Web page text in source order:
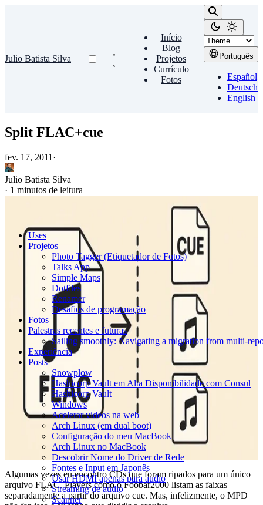
Julio Batista Silva
Início
Blog
Projetos
Currículo
Fotos
Português
Español
Deutsch
English
Uses
Projetos
Photo Tagger (Etiquetador de Fotos)
Talks App
Simple Maps
Dotfiles
Renamer
Desafios de programação
Fotos
Palestras recentes e futuras
Sailing smoothly: Navigating a migration from multi-
Experiência
Posts
Snowplow
Hashicorp Vault em Alta Disponibilidade com Consul
Hashicorp Vault
Windows
Acelerar videos na web
Arch Linux (em dual boot)
Configuração do meu MacBook
Arch Linux no MacBook
Descobrir Nome do Driver de Rede
Fontes e Input em Japonês
Usar HDMI apenas para audio
Streaming de audio
Scanner
Split FLAC+cue
fev. 17, 2011 ·
Julio Batista Silva
· 1 minutos de leitura
Algumas vezes eu encontro CDs que foram ripados para um único
arquivo FLAC. Players como o Foobar2000 listam as faixas
separadamente a partir do arquivo cue. Mas, infelizmente, o MPD